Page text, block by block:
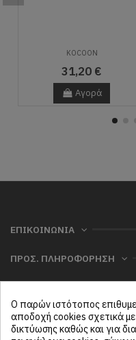
KOCOON
31,20 €
Αγορά
ΕΠΙΚΟΙΝΩΝΙΑ
ΠΡΟΣ. ΠΛΗΡΟΦΟΡΗΣΗ
ΜΕΝΟΥ
Ο παρών ιστότοπος
αποδοχή cookies σχετικά
δικτύωσης καθώς και για